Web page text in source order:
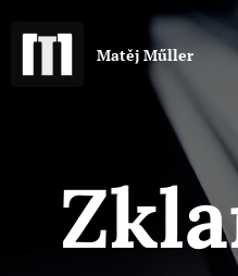
Matěj Műller